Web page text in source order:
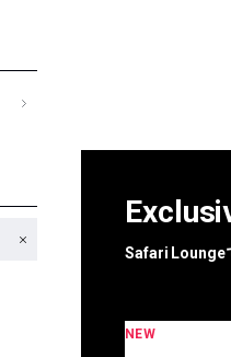
Safari Lounge
NEW